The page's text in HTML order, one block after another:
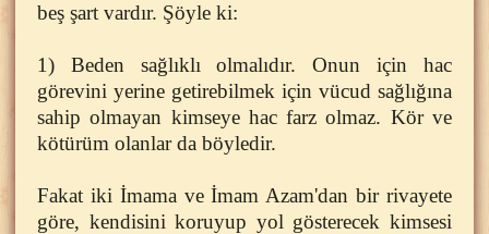
beş şart vardır. Şöyle ki:
1) Beden sağlıklı olmalıdır. Onun için hac
görevini yerine getirebilmek için vücud sağlığına
sahip olmayan kimseye hac farz olmaz. Kör ve
kötürüm olanlar da böyledir.
Fakat iki İmama ve İmam Azam'dan bir rivayete
göre, kendisini koruyup yol gösterecek kimsesi